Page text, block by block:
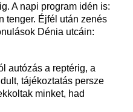
A napi program idén is:
tenger. Éjfél után zenés
Dénia utcáin:
autózás a reptérig, a
tájékoztatás persze
minket, had